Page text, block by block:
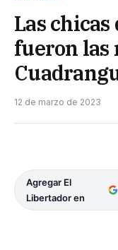
Las
fueron las
12 de marzo de 2023
Agregar El
Libertador en